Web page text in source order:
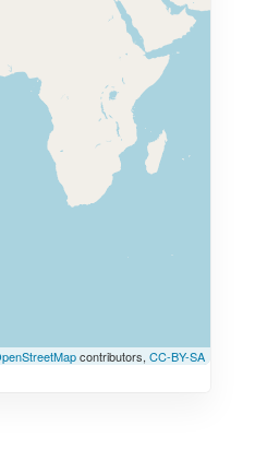
contributors, CC-BY-SA